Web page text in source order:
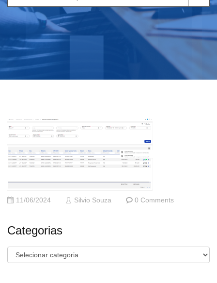
for:
11/06/2024 Silvio Souza 0 Comments
Categorias
Categorias